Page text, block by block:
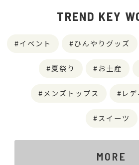
TREND KEY
イベント ひんやりグッズ
夏祭り お土産
メンズトップス レ
スイーツ
MORE